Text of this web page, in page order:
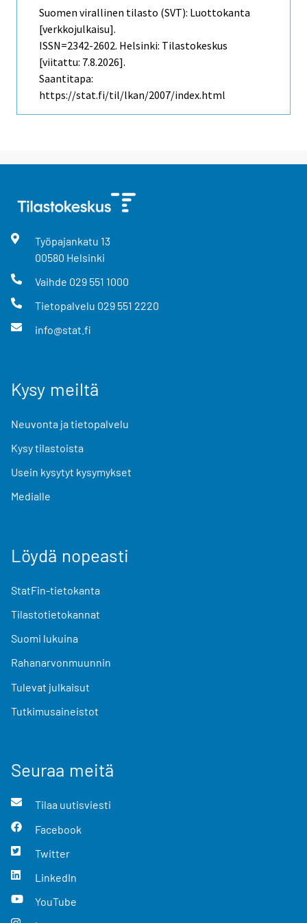
Suomen virallinen tilasto (SVT): Luottokanta
[verkkojulkaisu].
ISSN=2342-2602. Helsinki: Tilastokeskus
[viitattu: 7.8.2026].
Saantitapa:
https://stat.fi/til/lkan/2007/index.html
Työpajankatu 13
00580 Helsinki
Vaihde 029 551 1000
Tietopalvelu 029 551 2220
info@stat.fi
Kysy meiltä
Neuvonta ja tietopalvelu
Kysy tilastoista
Usein kysytyt kysymykset
Medialle
Löydä nopeasti
StatFin-tietokanta
Tilastotietokannat
Suomi lukuina
Rahanarvonmuunnin
Tulevat julkaisut
Tutkimusaineistot
Seuraa meitä
Tilaa uutisviesti
Facebook
Twitter
LinkedIn
YouTube